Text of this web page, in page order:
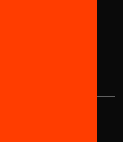
en el HUB Social
Barcelona